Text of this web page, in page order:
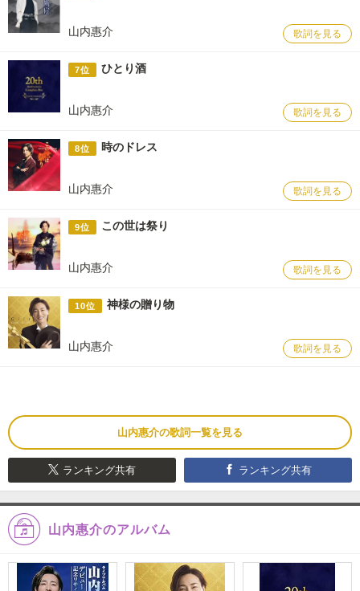
山内惠介 歌詞を見る
7位 ひとり酒
山内惠介 歌詞を見る
8位 時のドレス
山内惠介 歌詞を見る
9位 この世は祭り
山内惠介 歌詞を見る
10位 神様の贈り物
山内惠介 歌詞を見る
山内惠介の歌詞一覧を見る
ランキング共有 ランキング共有
山内惠介のアルバム